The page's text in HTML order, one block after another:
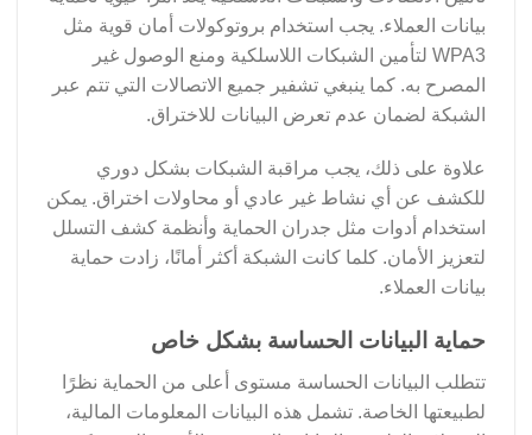
بيانات العملاء. يجب استخدام بروتوكولات أمان قوية مثل
WPA3 لتأمين الشبكات اللاسلكية ومنع الوصول غير
المصرح به. كما ينبغي تشفير جميع الاتصالات التي تتم عبر
الشبكة لضمان عدم تعرض البيانات للاختراق.
علاوة على ذلك، يجب مراقبة الشبكات بشكل دوري
للكشف عن أي نشاط غير عادي أو محاولات اختراق. يمكن
استخدام أدوات مثل جدران الحماية وأنظمة كشف التسلل
لتعزيز الأمان. كلما كانت الشبكة أكثر أمانًا، زادت حماية
بيانات العملاء.
حماية البيانات الحساسة بشكل خاص
تتطلب البيانات الحساسة مستوى أعلى من الحماية نظرًا
لطبيعتها الخاصة. تشمل هذه البيانات المعلومات المالية،